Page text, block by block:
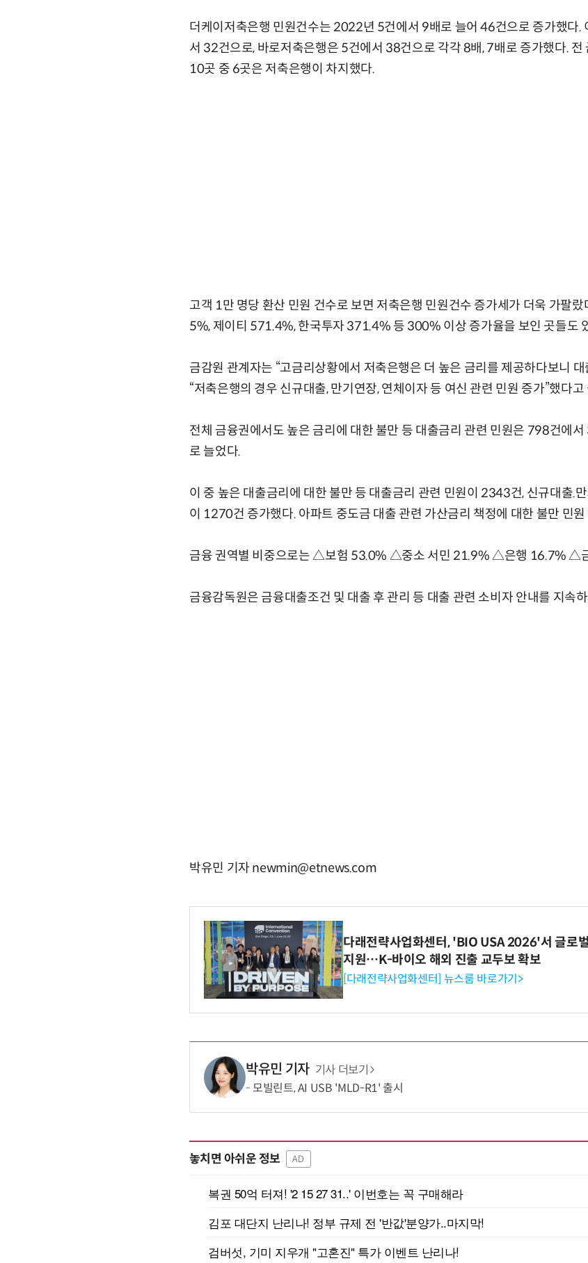
더케이저축은행 민원건수는 2022년 5건에서 9배로 늘어 46건으로 증가했다.
서 32건으로, 바로저축은행은 5건에서 38건으로 각각 8배, 7배로 증가했다. 전
10곳 중 6곳은 저축은행이 차지했다.
고객 1만 명당 환산 민원 건수로 보면 저축은행 민원건수 증가세가 더욱 가팔
5%, 제이티 571.4%, 한국투자 371.4% 등 300% 이상 증가율을 보인 곳들도
금감원 관계자는 “고금리상황에서 저축은행은 더 높은 금리를 제공하다보니
“저축은행의 경우 신규대출, 만기연장, 연체이자 등 여신 관련 민원 증가”했다고
전체 금융권에서도 높은 금리에 대한 불만 등 대출금리 관련 민원은 798건에
로 늘었다.
이 중 높은 대출금리에 대한 불만 등 대출금리 관련 민원이 2343건, 신규대출.
이 1270건 증가했다. 아파트 중도금 대출 관련 가산금리 책정에 대한 불만 민
금융 권역별 비중으로는 △보험 53.0% △중소 서민 21.9% △은행 16.7% △
금융감독원은 금융대출조건 및 대출 후 관리 등 대출 관련 소비자 안내를 지속
박유민 기자 newmin@etnews.com
다래전략사업화센터, 'BIO USA 2026'서 글로
지원…K-바이오 해외 진출 교두보 확보
[다래전략사업화센터] 뉴스룸 바로가기>
박유민 기자 기사 더보기
모빌린트, AI USB 'MLD-R1' 출시
놓치면 아쉬운 정보 AD